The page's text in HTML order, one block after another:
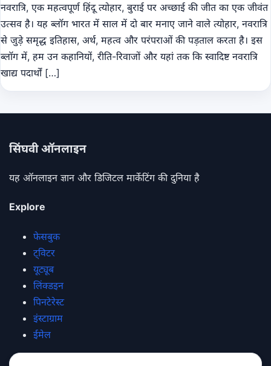
नवरात्रि, एक महत्वपूर्ण हिंदू त्योहार, बुराई पर अच्छाई की जीत का एक जीवंत
उत्सव है। यह ब्लॉग भारत में साल में दो बार मनाए जाने वाले त्योहार, नवरात्रि
से जुड़े समृद्ध इतिहास, अर्थ, महत्व और परंपराओं की पड़ताल करता है। इस
ब्लॉग में, हम उन कहानियों, रीति-रिवाजों और यहां तक ​​कि स्वादिष्ट नवरात्रि
खाद्य पदार्थों […]
सिंघवी ऑनलाइन
यह ऑनलाइन ज्ञान और डिजिटल मार्केटिंग की दुनिया है
Explore
फेसबुक
ट्विटर
यूट्यूब
लिंक्डइन
पिनटेरेस्ट
इंस्टाग्राम
ईमेल